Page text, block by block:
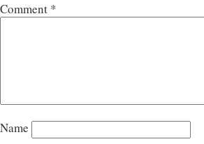
Comment *
Name